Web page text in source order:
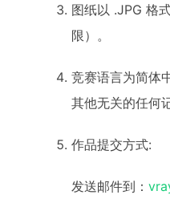
图纸以 .JPG 格
限）。
竞赛语言为简体
其他无关的任何
作品提交方式:
发送邮件到：